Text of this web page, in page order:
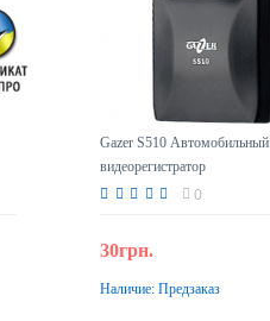
Gazer S510 Автомобильный
видеорегистратор
0
30грн.
Предзаказ
Наличие: Предзаказ